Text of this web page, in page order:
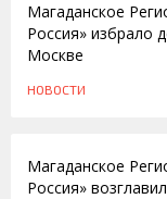
Магаданское
Россия» избрало
Москве
НОВОСТИ
Магаданское
Россия»